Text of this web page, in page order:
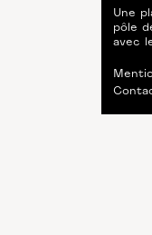
Une
pôle
avec